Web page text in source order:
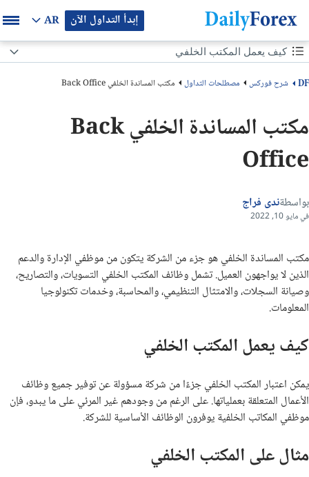
إبدأ التداول الآن AR
محتوى الصفحة
DF شرح فوركس مصطلحات التداول مكتب المساندة الخلفي Back Office
كيف يعمل المكتب الخلفي
كيف يعمل المكتب الخلفي
مكتب المساندة الخلفي Back
Office
بواسطةندى فراج
في مايو 10, 2022
مكتب المساندة الخلفي هو جزء من الشركة يتكون من موظفي الإدارة والدعم
الذين لا يواجهون العميل. تشمل وظائف المكتب الخلفي التسويات، والتصاريح،
وصيانة السجلات، والامتثال التنظيمي، والمحاسبة، وخدمات تكنولوجيا
المعلومات.
كيف يعمل المكتب الخلفي
يمكن اعتبار المكتب الخلفي جزءًا من شركة مسؤولة عن توفير جميع وظائف
الأعمال المتعلقة بعملياتها. على الرغم من وجودهم غير المرئي على ما يبدو، فإن
موظفي المكاتب الخلفية يوفرون الوظائف الأساسية للشركة.
مثال على المكتب الخلفي